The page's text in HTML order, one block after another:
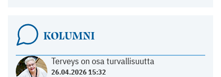
KOLUMNI
Terveys on osa turvallisuutta
26.04.2026 15:32